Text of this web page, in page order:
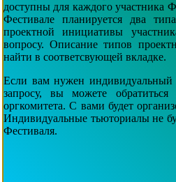
доступны для каждого участника
Фестивале планируется два
проектной инициативы
вопросу. Описание типов
найти в соответсвующей вкладке.
Если вам нужен индивидуальный
запросу, вы можете
оргкомитета. С вами будет
Индивидуальные тьюториалы не
Фестиваля.